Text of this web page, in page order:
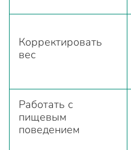
Корректировать
вес
Работать с
пищевым
поведением